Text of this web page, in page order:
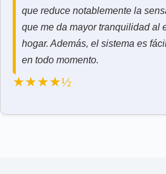
que reduce notablemente la
que me da mayor tranquilidad al
hogar. Además, el sistema es
en todo momento.
★★★★½